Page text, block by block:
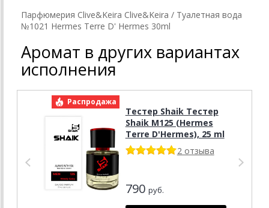
Парфюмерия Clive&Keira Clive&Keira / Туалетная вода
№1021 Hermes Terre D' Hermes 30ml
Аромат в других вариантах
исполнения
Распродажа
Тестер Shaik Тестер
Shaik M125 (Hermes
Terre D'Hermes), 25 ml
2 отзыва
790 руб.